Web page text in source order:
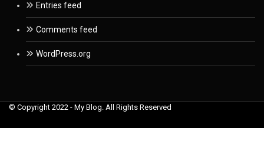
Entries feed
Comments feed
WordPress.org
© Copyright 2022 - My Blog. All Rights Reserved